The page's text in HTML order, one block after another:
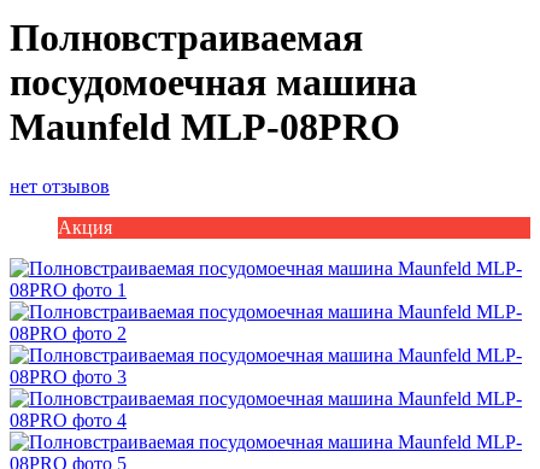
Полновстраиваемая
посудомоечная машина
Maunfeld MLP-08PRO
нет отзывов
Акция